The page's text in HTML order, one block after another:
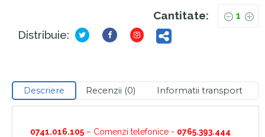
Cantitate:
Distribuie:
Descriere Recenzii (0) Informatii transport
0741.016.105 – Comenzi telefonice - 0765.393.444